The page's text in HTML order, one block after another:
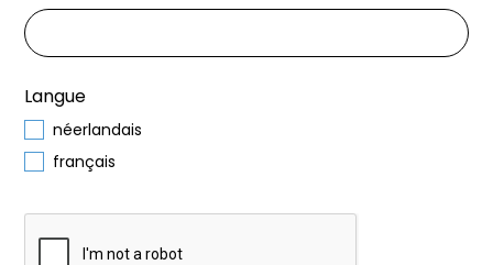
Langue
néerlandais
français